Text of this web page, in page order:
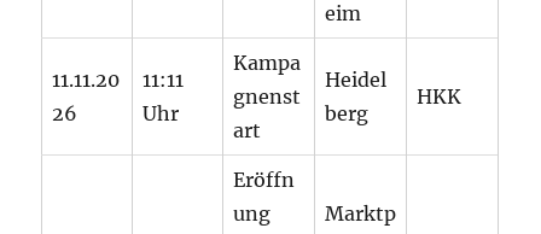
eim
11.11.20
26
11:11
Uhr
Kampa
gnenst
art
Heidel
berg
HKK
Eröffn
ung
Marktp